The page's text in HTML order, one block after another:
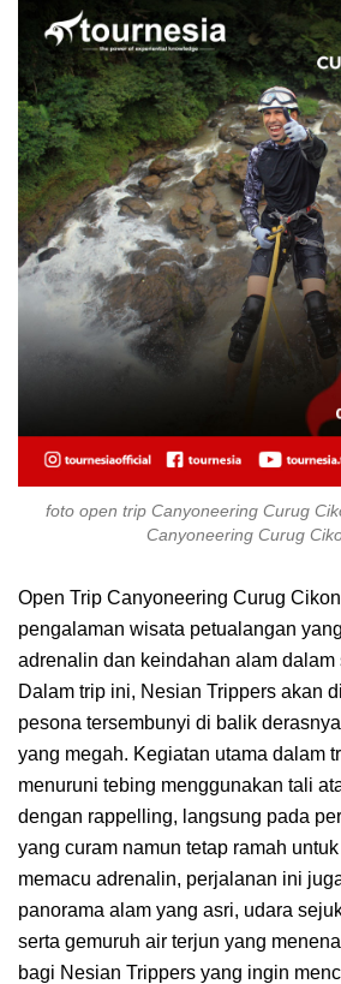
foto open trip Canyoneering Curug
Canyoneering Curug
Open Trip Canyoneering Curug
pengalaman wisata petualangan
adrenalin dan keindahan alam dalam
Dalam trip ini, Nesian Trippers akan
pesona tersembunyi di balik
yang megah. Kegiatan utama dalam
menuruni tebing menggunakan tali
dengan rappelling, langsung pada
yang curam namun tetap ramah
memacu adrenalin, perjalanan ini
panorama alam yang asri, udara
serta gemuruh air terjun yang
bagi Nesian Trippers yang ingin